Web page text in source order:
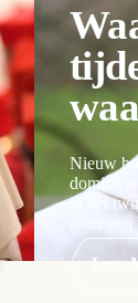
Nieuw
in het
meer
Lees